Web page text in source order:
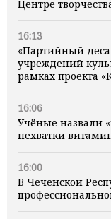
Центре
16:13
«Партийный
учреждений
рамках проекта
16:06
Учёные назвали
нехватки
16:00
В Чеченской